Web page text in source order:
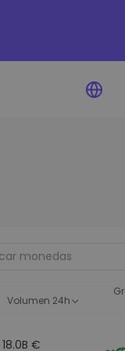
oportunidades de
inteligente para
Volumen 24h
18.0B €